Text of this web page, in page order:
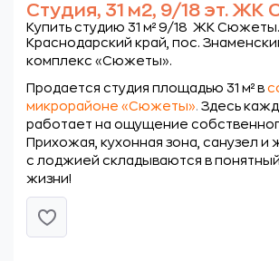
Студия, 31 м2, 9/18 эт. ЖК
Купить студию 31 м² 9/18 ЖК Сюжеты.
Краснодарский край, пос.
комплекс «Сюжеты».
Продается студия площадью 31 м² в
микрорайоне «Сюжеты». Здесь
работает на ощущение
Прихожая, кухонная зона, санузел и
с лоджией складываются в
жизни!